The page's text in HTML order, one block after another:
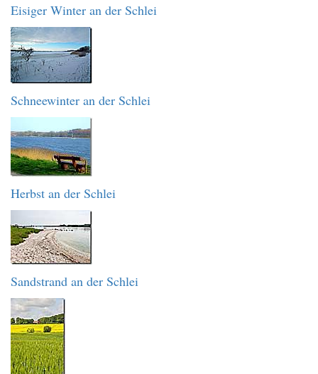
Eisiger Winter an der Schlei
Schneewinter an der Schlei
Herbst an der Schlei
Sandstrand an der Schlei